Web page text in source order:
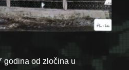
godina od zločina u